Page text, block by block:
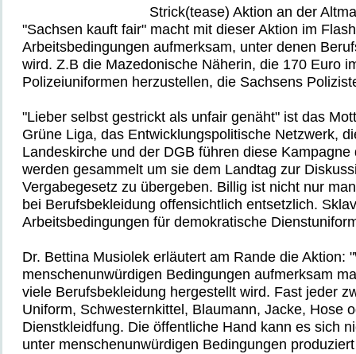
Strick(tease) Aktion an der
"Sachsen kauft fair" macht mit dieser Aktion im
Arbeitsbedingungen aufmerksam, unter denen
wird. Z.B die Mazedonische Näherin, die 170 Euro
Polizeiuniformen herzustellen, die Sachsens
"Lieber selbst gestrickt als unfair genäht" ist das
Grüne Liga, das Entwicklungspolitische Netzwerk,
Landeskirche und der DGB führen diese
werden gesammelt um sie dem Landtag zur
Vergabegesetz zu übergeben. Billig ist nicht nur
bei Berufsbekleidung offensichtlich entsetzlich.
Arbeitsbedingungen für demokratische
Dr. Bettina Musiolek erläutert am Rande die Aktion:
menschenunwürdigen Bedingungen aufmerksam
viele Berufsbekleidung hergestellt wird. Fast jeder
Uniform, Schwesternkittel, Blaumann, Jacke, Hose
Dienstkleidfung. Die öffentliche Hand kann es sich
unter menschenunwürdigen Bedingungen